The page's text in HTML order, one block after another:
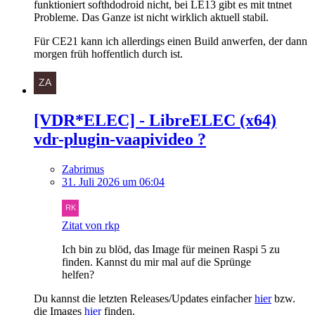
funktioniert softhdodroid nicht, bei LE13 gibt es mit tntnet
Probleme. Das Ganze ist nicht wirklich aktuell stabil.
Für CE21 kann ich allerdings einen Build anwerfen, der dann
morgen früh hoffentlich durch ist.
[VDR*ELEC] - LibreELEC (x64)
vdr-plugin-vaapivideo ?
Zabrimus
31. Juli 2026 um 06:04
Zitat von rkp
Ich bin zu blöd, das Image für meinen Raspi 5 zu
finden. Kannst du mir mal auf die Sprünge
helfen?
Du kannst die letzten Releases/Updates einfacherhierbzw.
die Images hierfinden.